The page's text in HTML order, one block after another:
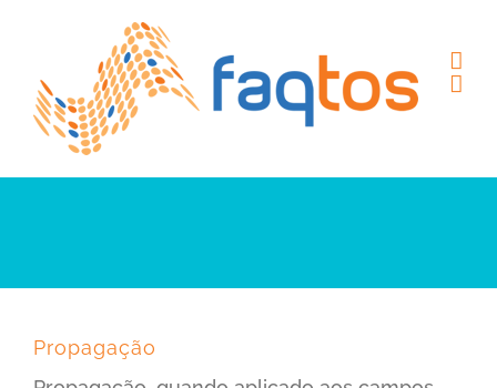
content
Propagação